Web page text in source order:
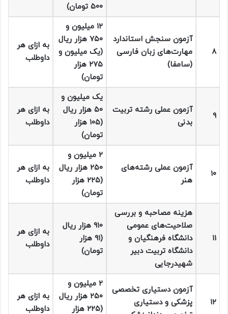
۵۰۰ تومان)
۸
آزمون سنجش استاندارد
مهارت‌های زبان فارسی
(سامفا)
۱۲ میلیون و
۷۵۰ هزار ریال
(یک میلیون و
۲۷۵ هزار
تومان)
به ازای هر
داوطلب
۹
آزمون عملی رشته تربیت
بدنی
یک میلیون و
۵۰ هزار ریال
(۱۰۵ هزار
تومان)
به ازای هر
داوطلب
۱۰
آزمون عملی رشته‌های
هنر
۲ میلیون و
۲۵۰ هزار ریال
(۲۲۵ هزار
تومان)
به ازای هر
داوطلب
۱۱
هزینه مصاحبه و بررسی
صلاحیت‌های عمومی
دانشگاه فرهنگیان و
دانشگاه تربیت دبیر
شهیدرجایی
۹۱۰ هزار ریال
(۹۱ هزار
تومان)
به ازای هر
داوطلب
۱۲
آزمون دستیاری تخصصی
پزشکی و دستیاری
۲ میلیون و
۲۵۰ هزار ریال
(۲۲۵ هزار
به ازای هر
داوطلب